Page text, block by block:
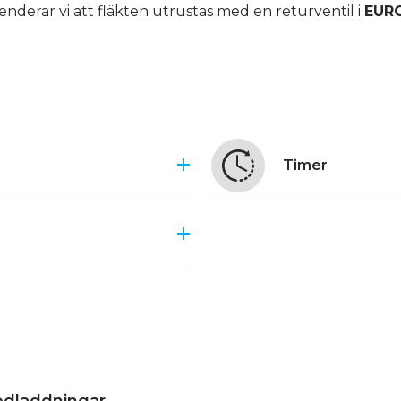
vi att fläkten utrustas med en returventil i
Timer